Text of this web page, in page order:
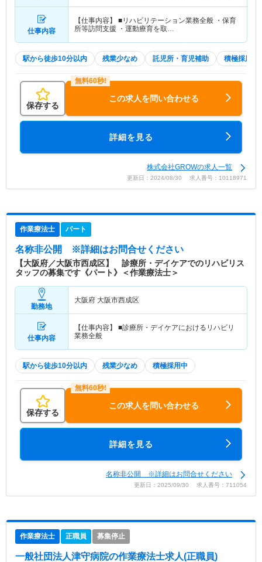
仕事内容
【仕事内容】 ■リハビリテーション業務全般 ・保育
所等訪問支援 ・運動療育を取…
駅から徒歩10分以内 残業少なめ 託児所・育児補助 積極採用中
保存する
この求人を問い合わせる
詳細を見る
株式会社GROWの求人一覧
更新日：2024/08/30 求人番号：10118971
作業療法士 パート
名称非公開 ※詳細はお問合せください
【大阪府／大阪市西成区】 診療所・デイケアでのリハビリス
タッフの募集です《パート》＜作業療法士＞
勤務地
大阪府 大阪市西成区
仕事内容
【仕事内容】 ■診療所・デイケアにおけるリハビリ
業務全般
駅から徒歩10分以内 残業少なめ 積極採用中
保存する
この求人を問い合わせる
詳細を見る
名称非公開 ※詳細はお問合せください
更新日：2025/09/30 求人番号：711054
作業療法士 正職員 募集停止
一般社団法人津守病院の作業療法士求人(正職員)